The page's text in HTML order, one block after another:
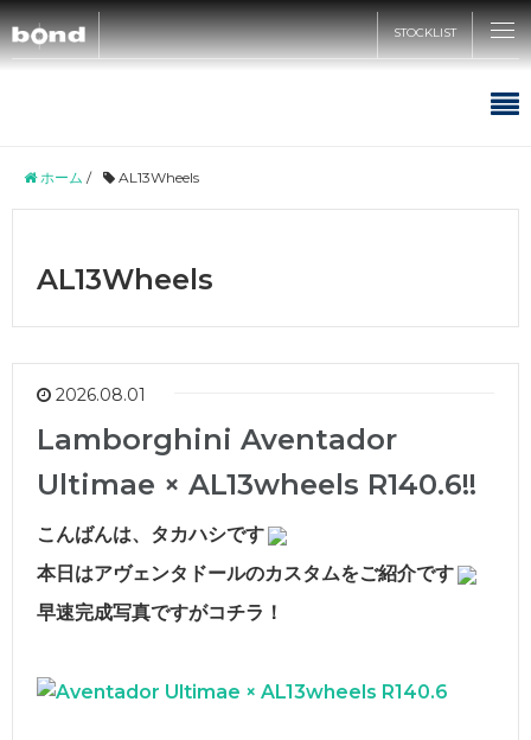
STOCKLIST
在庫情報
CUSTOMIZE
bond yahoo! ショッピング
WRAPPING
POLISH
bond URAWA-HIGASHI
bond SAKAWA
bond OMIYA
bond TOKYO
bond NAGOYA
新着情報
キャンペーン情報
サステナビリティ
会社概要
沿革
RECRUIT
ホーム / AL13Wheels
AL13Wheels
2026.08.01
Lamborghini Aventador
Ultimae × AL13wheels R140.6!!
こんばんは、タカハシです
本日はアヴェンタドールのカスタムをご紹介です
早速完成写真ですがコチラ！